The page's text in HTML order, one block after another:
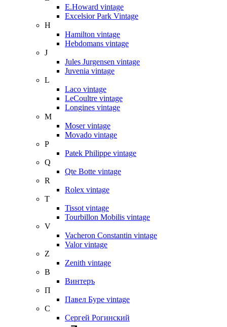
E.Howard vintage
Excelsior Park Vintage
H
Hamilton vintage
Hebdomans vintage
J
Jules Jurgensen vintage
Juvenia vintage
L
Laco vintage
LeCoultre vintage
Longines vintage
M
Moser vintage
Movado vintage
P
Patek Philippe vintage
Q
Qte Botte vintage
R
Rolex vintage
T
Tissot vintage
Tourbillon Mobilis vintage
V
Vacheron Constantin vintage
Valor vintage
Z
Zenith vintage
В
Винтеръ
П
Павел Буре vintage
С
Сергей Рогинский